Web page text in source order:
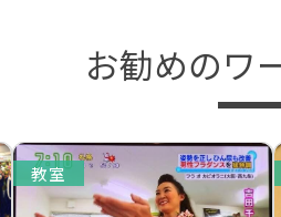
お勧めのワ
教室